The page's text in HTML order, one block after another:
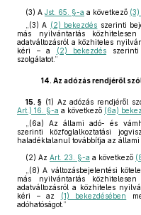
(3) A Jst. 65. §-a a következő (3)
„(3) A (2) bekezdés szerinti
más nyilvántartás
adatváltozásról a közhiteles
kéri – a
(2) bekezdés szerinti
szolgálatot.”
14. Az adózás rendjéről
15. § (1) Az adózás rendjéről
Art.) 16. §-a a következő (6a)
„(6a) Az állami adó- és
szerinti közfoglalkoztatási
haladéktalanul továbbítja az
(2) Az Art. 23. §-a a következő
„(8) A változásbejelentési
más nyilvántartás
adatváltozásról a közhiteles
kéri – az
(1) bekezdésében
adóhatóságot.”